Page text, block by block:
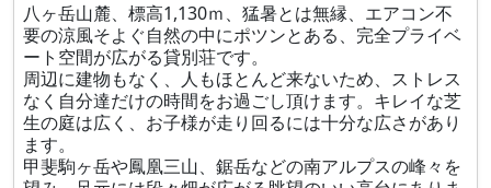
八ヶ岳山麓、標高1,130ｍ、猛暑とは無縁、エアコン不
要の涼風そよぐ自然の中にポツンとある、完全プライベ
ート空間が広がる貸別荘です。
周辺に建物もなく、人もほとんど来ないため、ストレス
なく自分達だけの時間をお過ごし頂けます。キレイな芝
生の庭は広く、お子様が走り回るには十分な広さがあり
ます。
甲斐駒ヶ岳や鳳凰三山、鋸岳などの南アルプスの峰々を